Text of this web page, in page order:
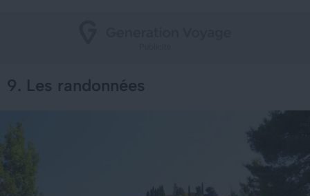
9. Les randonnées